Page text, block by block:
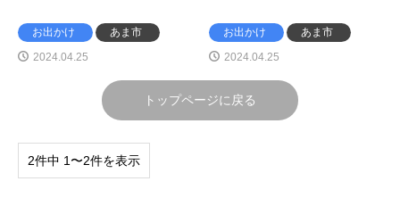
お出かけ
あま市
2024.04.25
お出かけ
あま市
2024.04.25
トップページに戻る
2件中 1〜2件を表示